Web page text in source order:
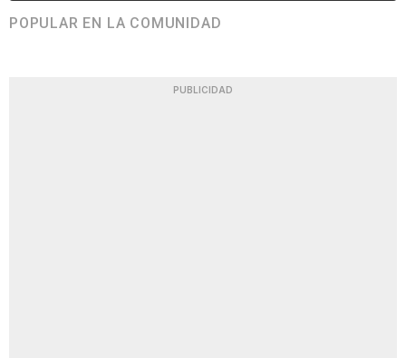
POPULAR EN LA COMUNIDAD
PUBLICIDAD